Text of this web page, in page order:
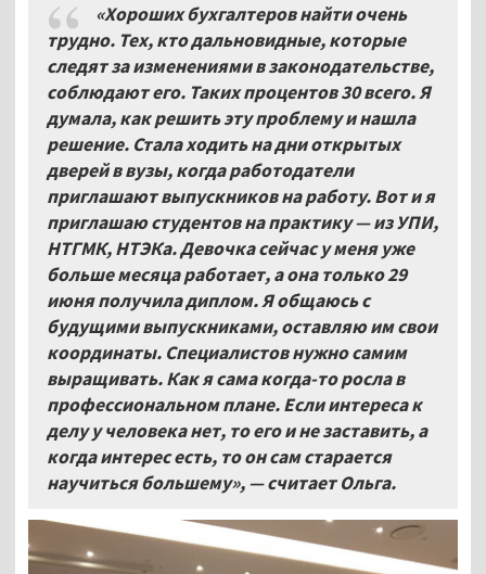
«Хороших бухгалтеров найти очень
трудно. Тех, кто дальновидные, которые
следят за изменениями в законодательстве,
соблюдают его. Таких процентов 30 всего. Я
думала, как решить эту проблему и нашла
решение. Стала ходить на дни открытых
дверей в вузы, когда работодатели
приглашают выпускников на работу. Вот и я
приглашаю студентов на практику — из УПИ,
НТГМК, НТЭКа. Девочка сейчас у меня уже
больше месяца работает, а она только 29
июня получила диплом. Я общаюсь с
будущими выпускниками, оставляю им свои
координаты. Специалистов нужно самим
выращивать. Как я сама когда-то росла в
профессиональном плане. Если интереса к
делу у человека нет, то его и не заставить, а
когда интерес есть, то он сам старается
научиться большему», — считает Ольга.